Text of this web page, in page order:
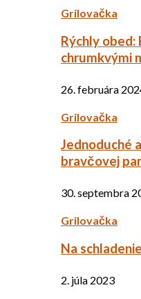
Grilovačka
Rýchly obed:
chrumkvými
26. februára
Grilovačka
Jednoduché
bravčovej
30. septembra
Grilovačka
Na
2. júla 2023